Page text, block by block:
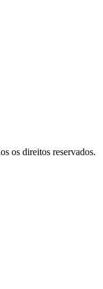
os direitos reservados.